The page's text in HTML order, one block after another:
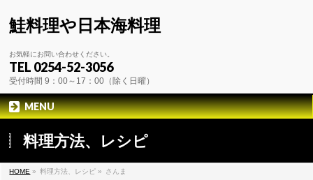
鮭料理や日本海料理
お気軽にお問い合わせください。
TEL 0254-52-3056
受付時間 9：00～17：00（除く日曜）
MENU
料理方法、レシピ
HOME » 料理方法、レシピ » さんま